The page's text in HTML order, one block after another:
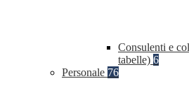
Consulenti e
tabelle) 6
Personale 76